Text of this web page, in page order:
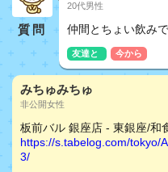
質問
20代男性
仲間とちょい飲み
友達と 今から
みちゅみちゅ
非公開女性
板前バル 銀座店 - 東銀座/和
https://s.tabelog.com/tokyo/
3/